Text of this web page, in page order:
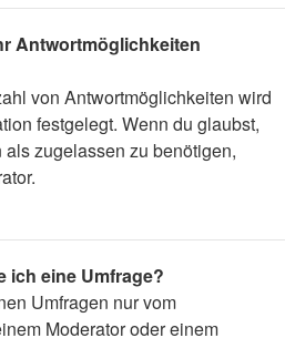
Antwortmöglichkeiten
von Antwortmöglichkeiten wird
festgelegt. Wenn du glaubst,
zugelassen zu benötigen,
ich eine Umfrage?
Umfragen nur vom
Moderator oder einem